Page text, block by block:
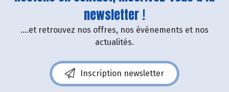
newsletter !
....et retrouvez nos offres, nos événements et nos
actualités.
Inscription newsletter